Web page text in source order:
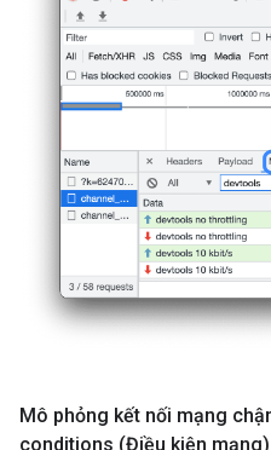
Mô phỏng kết nối mạng
conditions (Điều kiện mạng)